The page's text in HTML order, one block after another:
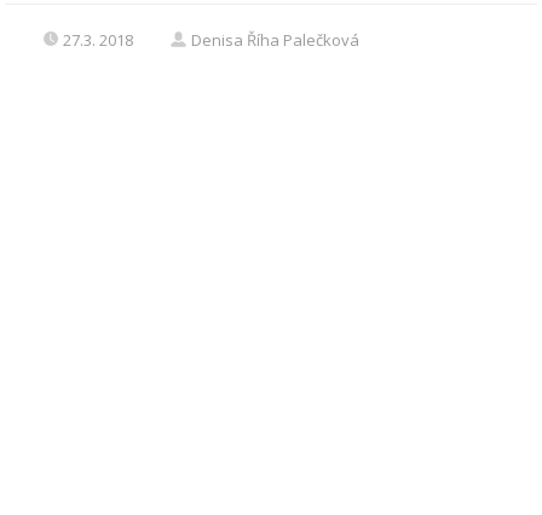
27.3. 2018 Denisa Říha Palečková